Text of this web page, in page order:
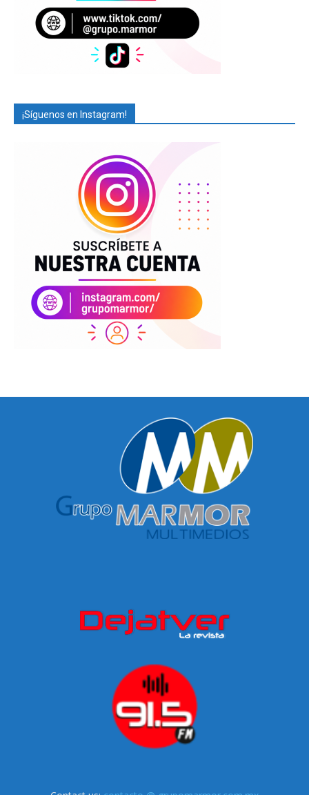
¡Síguenos en Instagram!